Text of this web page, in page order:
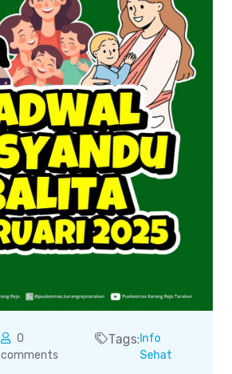
0
comments
Tags: Info
Sehat